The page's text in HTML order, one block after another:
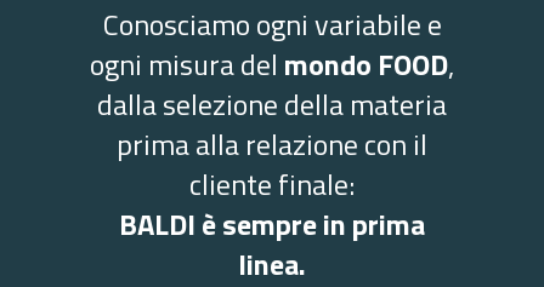
Conosciamo ogni variabile e
ogni misura del mondo FOOD,
dalla selezione della materia
prima alla relazione con il
cliente finale:
BALDI è sempre in prima
linea.